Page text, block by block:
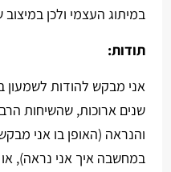
במיתוג העצמי ולכן במיצוב
תודות:
אני מבקש להודות לשמעון
שנים ארוכות, שהשיחות
והנראה (האופן בו אני
במחשבה איך אני נראה), או